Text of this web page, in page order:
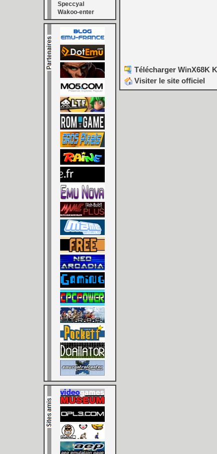
Speccyal
Wakoo-enter
Télécharger WinX68K
Visiter le site officiel